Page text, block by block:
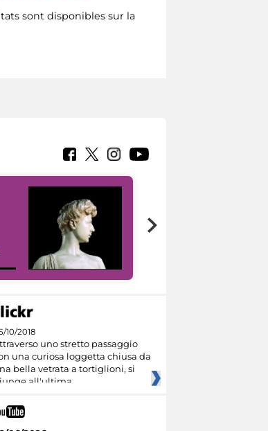
sont disponibles sur la
10/2018
uno stretto passaggio
una curiosa loggetta chiusa da
bella vetrata a tortiglioni, si
all'ultima